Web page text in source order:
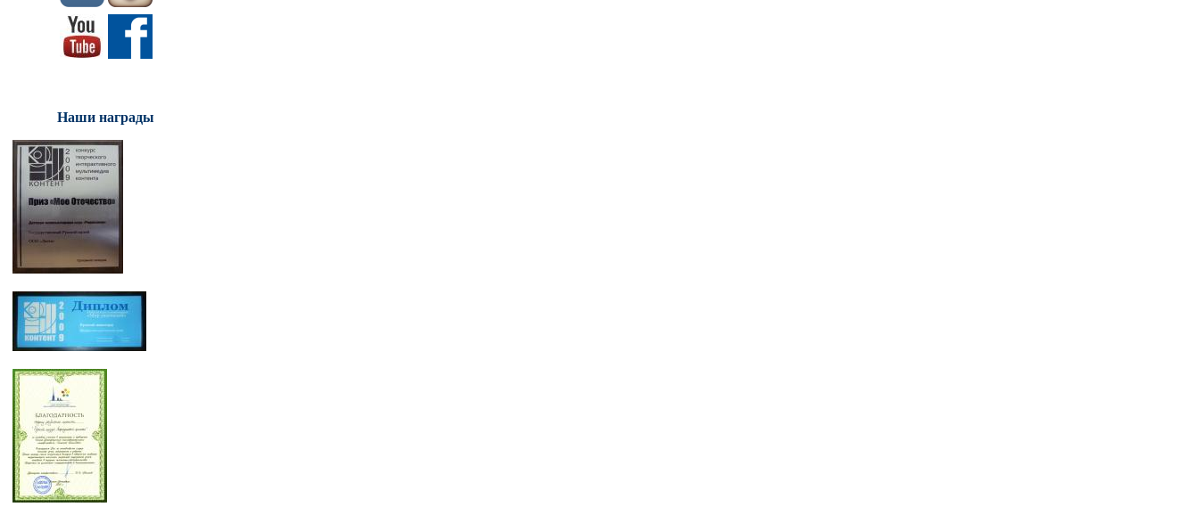
Наши награды